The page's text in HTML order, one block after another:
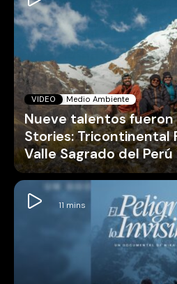
VIDEO Medio Ambiente
Nueve talentos
Stories: Tricontinental
Valle Sagrado del